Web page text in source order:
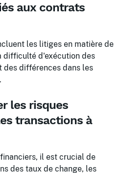
aux contrats
les litiges en matière de
d'exécution des
des différences dans les
les risques
transactions à
il est crucial de
des taux de change, les